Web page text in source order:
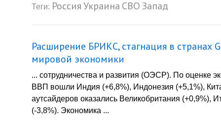
Теги: РоссияУкраина СВО Запад
Расширение БРИКС, стагнация в странах
мировой экономики
... сотрудничества и развития (ОЭСР). По оценке
ВВП вошли Индия (+6,8%), Индонезия (+5,1%),
аутсайдеров оказались Великобритания (+0,9%),
(-3,8%). Экономика ...